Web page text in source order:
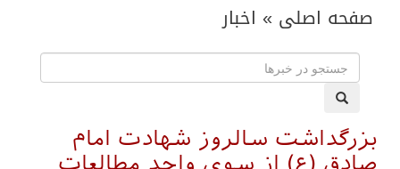
صفحه اصلی » اخبار
بزرگداشت سالروز شهادت امام